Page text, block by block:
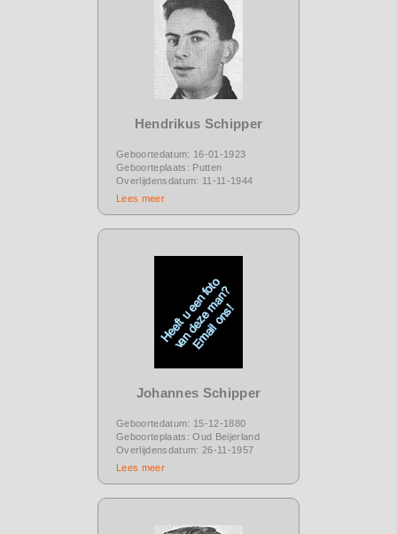
Hendrikus Schipper
Geboortedatum: 16-01-1923
Geboorteplaats: Putten
Overlijdensdatum: 11-11-1944
Lees meer
Johannes Schipper
Geboortedatum: 15-12-1880
Geboorteplaats: Oud Beijerland
Overlijdensdatum: 26-11-1957
Lees meer